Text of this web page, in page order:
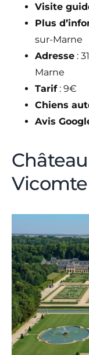
Visite
Plus
sur-Marne
Adresse :
Marne
Tarif: 9€
Chiens
Avis
Vicomte